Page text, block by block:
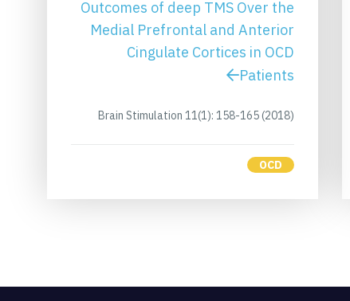
Outcomes of deep TMS Over the
Medial Prefrontal and Anterior
Cingulate Cortices in OCD
Patients
Brain Stimulation 11(1): 158-165 (2018)
OCD